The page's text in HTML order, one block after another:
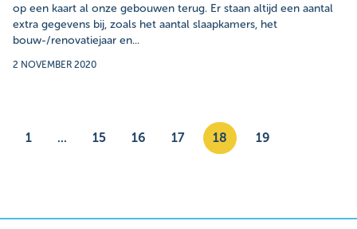
op een kaart al onze gebouwen terug. Er staan altijd een aantal
extra gegevens bij, zoals het aantal slaapkamers, het
bouw-/renovatiejaar en...
2 NOVEMBER 2020
1 ... 15 16 17 18 19